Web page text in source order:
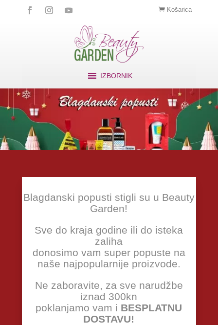
Košarica
IZBORNIK
Blagdanski popusti stigli su u Beauty
Garden!
Sve do kraja godine ili do isteka
zaliha
donosimo vam super popuste na
naše najpopularnije proizvode.
Ne zaboravite, za sve narudžbe
iznad 300kn
poklanjamo vam i BESPLATNU
DOSTAVU!